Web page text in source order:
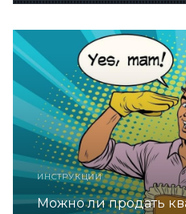
ИНСТРУКЦИИ
Можно ли продать